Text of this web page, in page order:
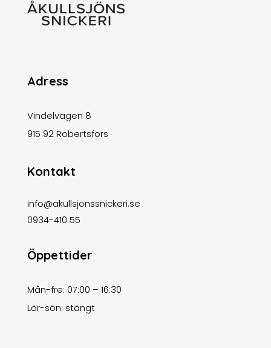
Adress
Vindelvägen 8
915 92 Robertsfors
Kontakt
info@akullsjonssnickeri.se
0934-410 55
Öppettider
Mån-fre: 07:00 – 16:30
Lör-sön: stängt